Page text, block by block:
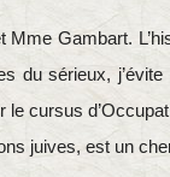
Gambart.
du sérieux,
cursus
juives, est un